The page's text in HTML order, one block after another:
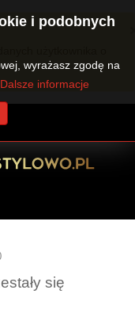
użytkownika o
się
i podobnych
wyrażasz zgodę na
Dalsze informacje